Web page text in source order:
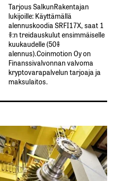
Tarjous SalkunRakentajan
lukijoille: Käyttämällä​ ​
alennuskoodia​ ​SRFI17X,​ ​saat​ ​1
%:n treidauskulut​ ​ensimmäiselle​ ​
kuukaudelle​ ​(50%​ ​
alennus).Coinmotion Oy on
Finanssivalvonnan valvoma
kryptovarapalvelun tarjoaja ja
maksulaitos.